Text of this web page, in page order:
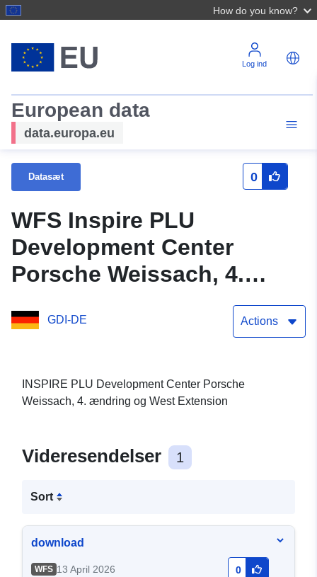
How do you know?
Log ind
European data
data.europa.eu
Datasæt 0
WFS Inspire PLU
Development Center
Porsche Weissach, 4.
Extension
GDI-DE Actions
INSPIRE PLU Development Center Porsche
Weissach, 4. ændring og West Extension
Videresendelser 1
Sort
download
WFS 13 April 2026 0